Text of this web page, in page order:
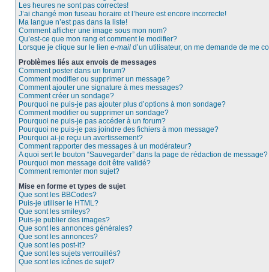
Les heures ne sont pas correctes!
J’ai changé mon fuseau horaire et l’heure est encore incorrecte!
Ma langue n’est pas dans la liste!
Comment afficher une image sous mon nom?
Qu’est-ce que mon rang et comment le modifier?
Lorsque je clique sur le lien e-mail d’un utilisateur, on me demande de me
Problèmes liés aux envois de messages
Comment poster dans un forum?
Comment modifier ou supprimer un message?
Comment ajouter une signature à mes messages?
Comment créer un sondage?
Pourquoi ne puis-je pas ajouter plus d’options à mon sondage?
Comment modifier ou supprimer un sondage?
Pourquoi ne puis-je pas accéder à un forum?
Pourquoi ne puis-je pas joindre des fichiers à mon message?
Pourquoi ai-je reçu un avertissement?
Comment rapporter des messages à un modérateur?
A quoi sert le bouton “Sauvegarder” dans la page de rédaction de message?
Pourquoi mon message doit être validé?
Comment remonter mon sujet?
Mise en forme et types de sujet
Que sont les BBCodes?
Puis-je utiliser le HTML?
Que sont les smileys?
Puis-je publier des images?
Que sont les annonces générales?
Que sont les annonces?
Que sont les post-it?
Que sont les sujets verrouillés?
Que sont les icônes de sujet?